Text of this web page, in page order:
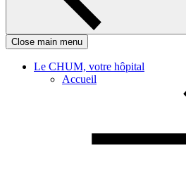
Close main menu
Le CHUM, votre hôpital
Accueil